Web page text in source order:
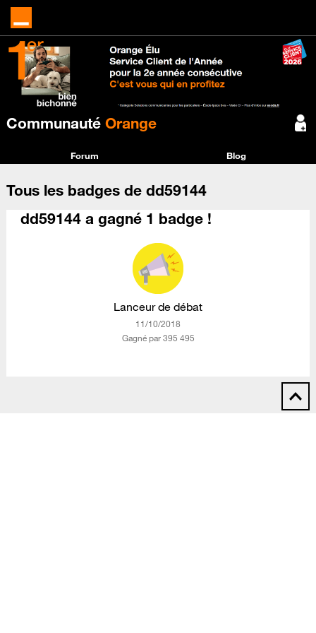
Communauté Orange
Forum Blog
Tous les badges de dd59144
dd59144 a gagné 1 badge !
Lanceur de débat
‎11/10/2018
Gagné par 395 495